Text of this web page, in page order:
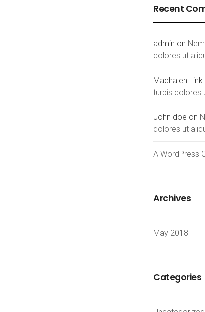
Recent
admin on
dolores ut
Machalen Link
turpis dolores
John doe on
dolores ut
A WordPress
Archives
May 2018
Categories